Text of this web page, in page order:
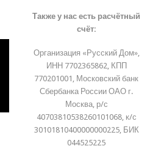
Также у нас есть расчётный
счёт:
Организация «Русский Дом»,
ИНН 7702365862, КПП
770201001, Московский банк
Сбербанка России ОАО г.
Москва, р/с
40703810538260101068, к/с
30101810400000000225, БИК
044525225